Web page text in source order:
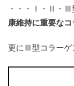
・・・Ⅰ・Ⅱ・Ⅲ
康維持に重要な
更にⅢ型コラーゲ